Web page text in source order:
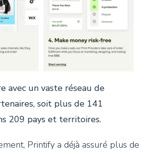
avec un vaste réseau de
soit plus de 141
209 pays et territoires.
Printify a déjà assuré plus de